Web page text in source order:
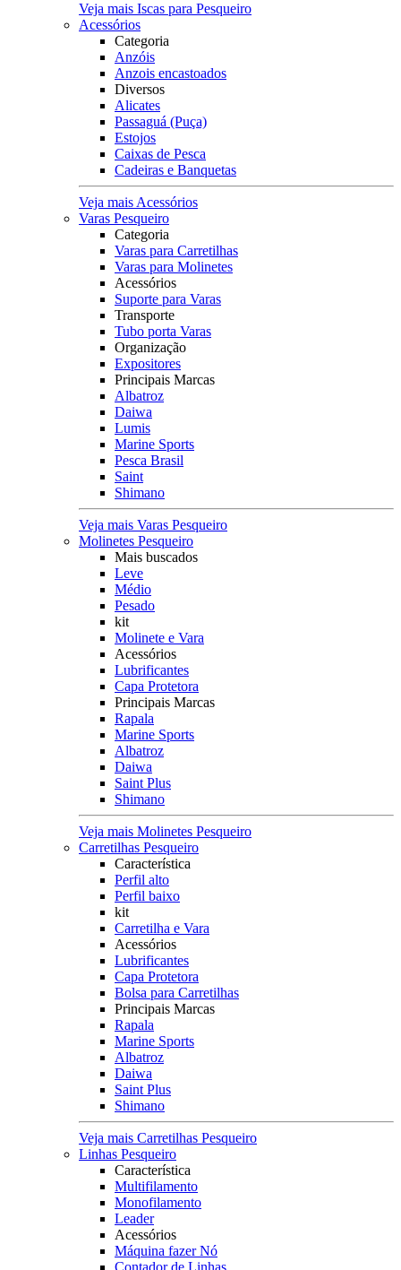
Veja mais Iscas para Pesqueiro
Acessórios
Categoria
Anzóis
Anzois encastoados
Diversos
Alicates
Passaguá (Puça)
Estojos
Caixas de Pesca
Cadeiras e Banquetas
Veja mais Acessórios
Varas Pesqueiro
Categoria
Varas para Carretilhas
Varas para Molinetes
Acessórios
Suporte para Varas
Transporte
Tubo porta Varas
Organização
Expositores
Principais Marcas
Albatroz
Daiwa
Lumis
Marine Sports
Pesca Brasil
Saint
Shimano
Veja mais Varas Pesqueiro
Molinetes Pesqueiro
Mais buscados
Leve
Médio
Pesado
kit
Molinete e Vara
Acessórios
Lubrificantes
Capa Protetora
Principais Marcas
Rapala
Marine Sports
Albatroz
Daiwa
Saint Plus
Shimano
Veja mais Molinetes Pesqueiro
Carretilhas Pesqueiro
Característica
Perfil alto
Perfil baixo
kit
Carretilha e Vara
Acessórios
Lubrificantes
Capa Protetora
Bolsa para Carretilhas
Principais Marcas
Rapala
Marine Sports
Albatroz
Daiwa
Saint Plus
Shimano
Veja mais Carretilhas Pesqueiro
Linhas Pesqueiro
Característica
Multifilamento
Monofilamento
Leader
Acessórios
Máquina fazer Nó
Contador de Linhas